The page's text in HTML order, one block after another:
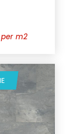
per m2